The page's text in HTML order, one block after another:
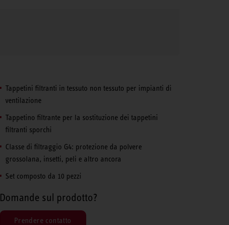
Tappetini filtranti in tessuto non tessuto per impianti di
ventilazione
Tappetino filtrante per la sostituzione dei tappetini
filtranti sporchi
Classe di filtraggio G4: protezione da polvere
grossolana, insetti, peli e altro ancora
Set composto da 10 pezzi
Domande sul prodotto?
Prendere contatto